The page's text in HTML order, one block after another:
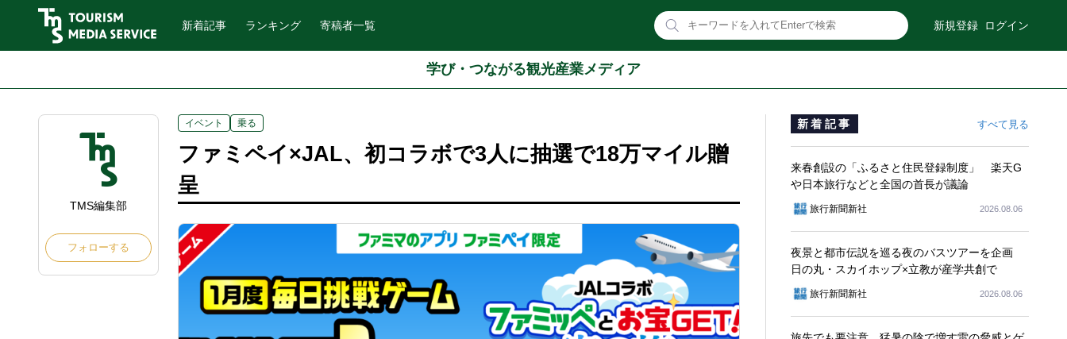
新着記事 ランキング 寄稿者一覧 新規登録 ログイン
学び・つながる観光産業メディア
TMS編集部
フォローする
イベント 乗る
ファミペイ×JAL、初コラボで3人に抽選で18万マイル贈
呈
新着記事 すべて見る
来春創設の「ふるさと住民登録制度」 楽天G
や日本旅行などと全国の首長が議論
旅行新聞新社 2026.08.06
夜景と都市伝説を巡る夜のバスツアーを企画
日の丸・スカイホップ×立教が産学共創で
旅行新聞新社 2026.08.06